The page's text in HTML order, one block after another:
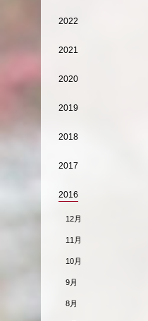
2022
2021
2020
2019
2018
2017
2016
12月
11月
10月
9月
8月